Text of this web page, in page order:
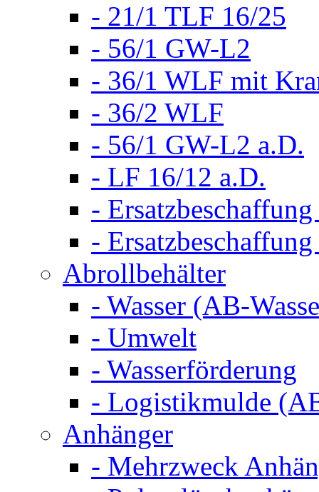
- 21/1 TLF 16/25
- 56/1 GW-L2
- 36/1 WLF mit
- 36/2 WLF
- 56/1 GW-L2 a.D.
- LF 16/12 a.D.
-
-
Abrollbehälter
- Wasser (AB-
- Umwelt
- Wasserförderung
- Logistikmulde
Anhänger
- Mehrzweck